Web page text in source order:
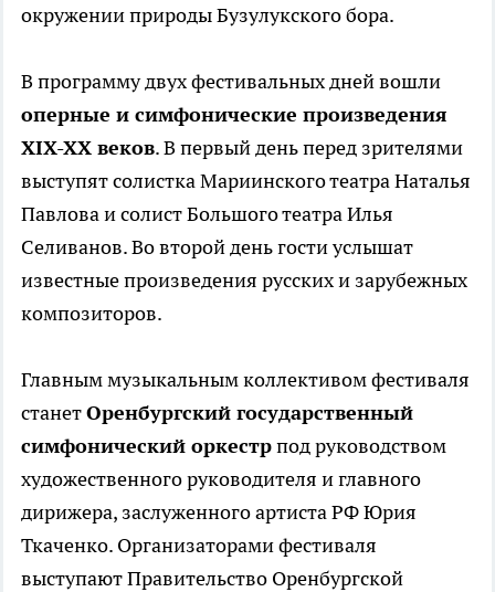
окружении природы Бузулукского бора.
В программу двух фестивальных дней вошли
оперные и симфонические произведения
XIX-XX веков. В первый день перед зрителями
выступят солистка Мариинского театра Наталья
Павлова и солист Большого театра Илья
Селиванов. Во второй день гости услышат
известные произведения русских и зарубежных
композиторов.
Главным музыкальным коллективом фестиваля
станетОренбургский государственный
симфонический оркестрпод руководством
художественного руководителя и главного
дирижера, заслуженного артиста РФ Юрия
Ткаченко. Организаторами фестиваля
выступают Правительство Оренбургской